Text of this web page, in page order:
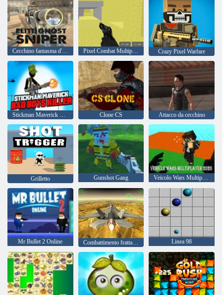
Cecchino fantasma d'élite Pixel Combat Multiplayer Crazy Pixel Warfare
Stickman Maverick Bad Boys Killer Clone CS Attacco da cecchino
Grilletto Gunshot Gang Veicolo Wars Multiplayer 2020
Mr Bullet 2 Online Combattimento frattale X Linea 98